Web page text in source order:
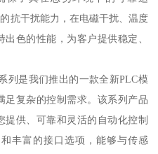
抗干扰能力，在电磁干扰、温度
色的性能，为客户提供稳定、
是我们推出的一款全新PLC模
足复杂的控制需求。该系列产品
供、可靠和灵活的自动化控制
丰富的接口选项，能够与传感